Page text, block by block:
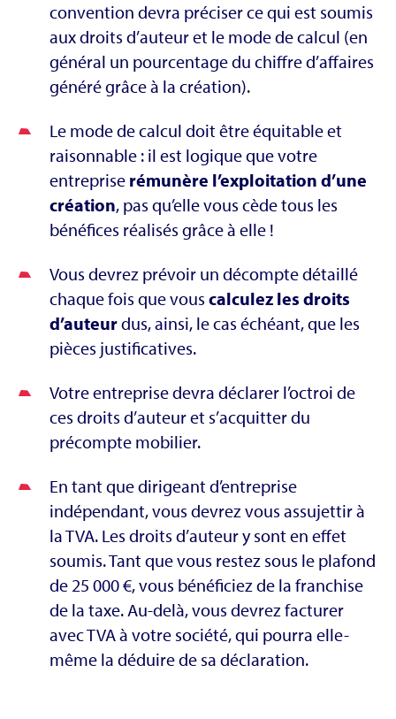
convention devra préciser ce qui est soumis
aux droits d’auteur et le mode de calcul (en
général un pourcentage du chiffre d’affaires
généré grâce à la création).
Le mode de calcul doit être équitable et
raisonnable : il est logique que votre
entreprise rémunère l’exploitation d’une
création, pas qu’elle vous cède tous les
bénéfices réalisés grâce à elle !
Vous devrez prévoir un décompte détaillé
chaque fois que vous calculez les droits
d’auteurdus, ainsi, le cas échéant, que les
pièces justificatives.
Votre entreprise devra déclarer l’octroi de
ces droits d’auteur et s’acquitter du
précompte mobilier.
En tant que dirigeant d’entreprise
indépendant, vous devrez vous assujettir à
la TVA. Les droits d’auteur y sont en effet
soumis. Tant que vous restez sous le plafond
de 25 000 €, vous bénéficiez de la franchise
de la taxe. Au-delà, vous devrez facturer
avec TVA à votre société, qui pourra elle-
même la déduire de sa déclaration.